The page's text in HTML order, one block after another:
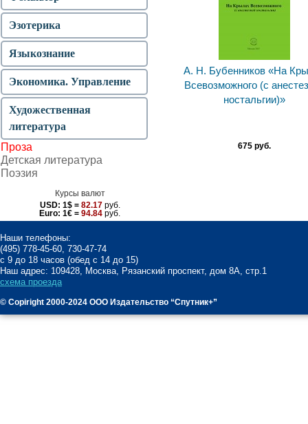
А. Н. Бубенников «На
Всевозможного (с
ностальгии)»
675 руб.
Эзотерика
Языкознание
Экономика. Управление
Художественная
литература
Проза
Детская литература
Поэзия
Курсы валют
USD: 1$ = 82.17 руб.
Euro: 1€ = 94.84 руб.
Наши телефоны:
(495) 778-45-60, 730-47-74
с 9 до 18 часов (обед с 14 до 15)
Наш адрес: 109428, Москва, Рязанский проспект, дом 8А, стр.1
схема проезда
© Copiright 2000-2024 ООО Издательство “Спутник+”